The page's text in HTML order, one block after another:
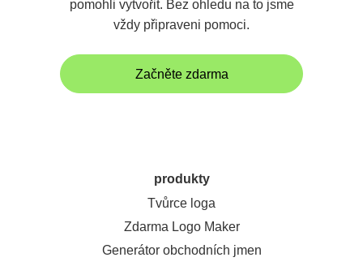
pomohli vytvořit. Bez ohledu na to jsme
vždy připraveni pomoci.
Začněte zdarma
produkty
Tvůrce loga
Zdarma Logo Maker
Generátor obchodních jmen